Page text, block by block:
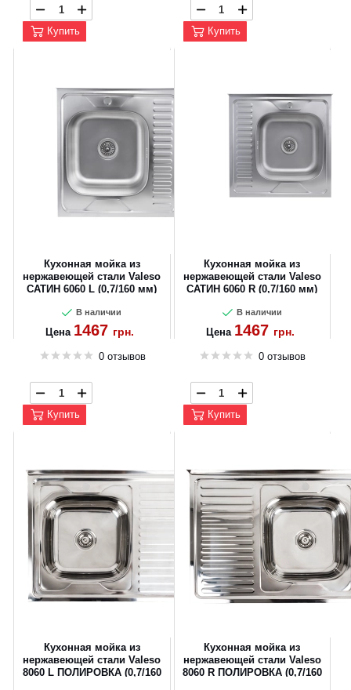
Купить Купить
Кухонная мойка из
нержавеющей стали Valeso
САТИН 6060 L (0,7/160 мм)
В наличии
Цена 1467 грн.
0 отзывов
Купить
Кухонная мойка из
нержавеющей стали Valeso
САТИН 6060 R (0,7/160 мм)
В наличии
Цена 1467 грн.
0 отзывов
Купить
Кухонная мойка из
нержавеющей стали Valeso
8060 L ПОЛИРОВКА (0,7/160
Кухонная мойка из
нержавеющей стали Valeso
8060 R ПОЛИРОВКА (0,7/160